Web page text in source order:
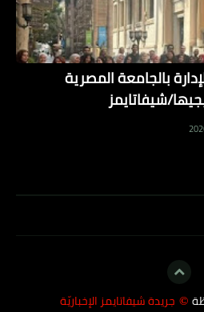
بالجامعة المصرية
شيفاتايمز
© جريدة شيفاتايمز الإخباريّة